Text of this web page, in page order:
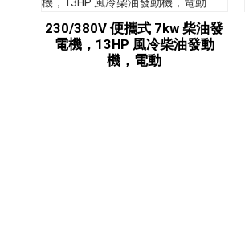
230/380V 便攜式 7kw 柴油發
電機，13HP 風冷柴油發動
機，電動